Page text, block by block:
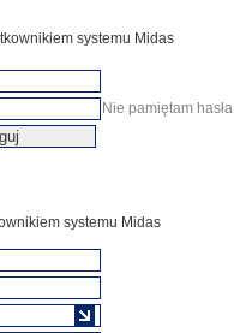
systemu Midas
Nie pamiętam hasła
systemu Midas